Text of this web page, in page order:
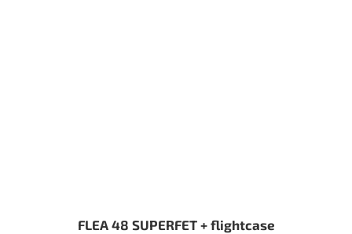
FLEA 48 SUPERFET + flightcase